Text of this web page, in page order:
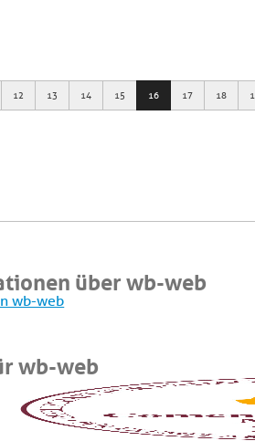
12 13 14 15 16 17 18
über wb-web
wb-web
wb-web